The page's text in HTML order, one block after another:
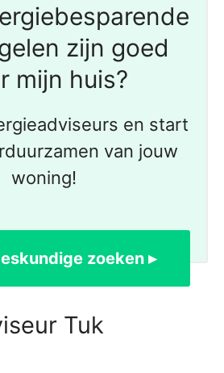
zijn goed
mijn huis?
en start
van jouw
woning!
zoeken ▸
Tuk